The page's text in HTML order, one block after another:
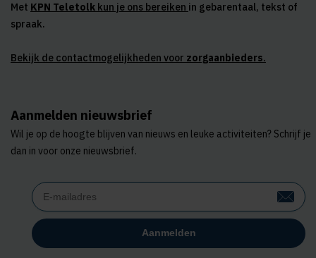
Met KPN Teletolk kun je ons bereiken in gebarentaal, tekst of
spraak.
Bekijk de contactmogelijkheden voor zorgaanbieders.
Aanmelden nieuwsbrief
Wil je op de hoogte blijven van nieuws en leuke activiteiten? Schrijf je
dan in voor onze nieuwsbrief.